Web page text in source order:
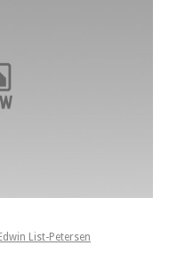
List-Petersen